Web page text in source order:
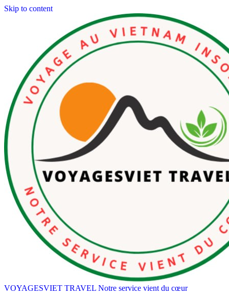
Skip to content
VOYAGESVIET TRAVEL Notre service vient du cœur